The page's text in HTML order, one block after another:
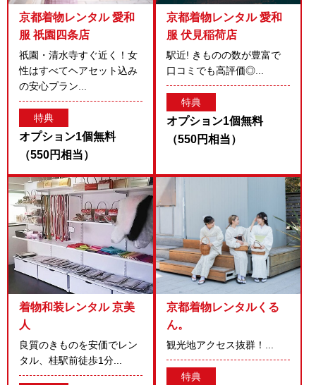
京都着物レンタル 愛和
服 祇園四条店
祇園・清水寺すぐ近く！女
性はすべてヘアセット込み
の安心プラン...
特典
オプション1個無料
（550円相当）
京都着物レンタル 愛和
服 伏見稲荷店
駅近! きものの数が豊富で
口コミでも高評価◎...
特典
オプション1個無料
（550円相当）
着物和装レンタル 京美
人
良質のきものを安価でレン
タル、桂駅前徒歩1分...
京都着物レンタルくる
ん。
観光地アクセス抜群！...
特典